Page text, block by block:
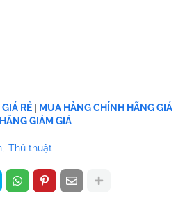
RẺ
MUA HÀNG CHÍNH HÃNG GIÁ
GIẢM GIÁ
Thủ thuật